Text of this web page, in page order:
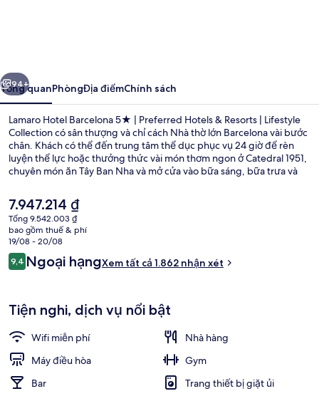
|
Preferred
Hotels
&
Resorts
Lifestyle
Collection
Tiếp
94+
Tổng quanPhòngĐịa điểmChính sách
Lamaro Hotel Barcelona 5★ | Preferred Hotels & Resorts | Lifestyle
Collection có sân thượng và chỉ cách Nhà thờ lớn Barcelona vài bước
chân. Khách có thể đến trung tâm thể dục phục vụ 24 giờ để rèn
luyện thể lực hoặc thưởng thức vài món thơm ngon ở Catedral 1951,
chuyên món ăn Tây Ban Nha và mở cửa vào bữa sáng, bữa trưa và
quán bar/khu lounge và tiệm/cửa hàng đồ ăn nhanh. Du khách đánh
giá cao giường thoải mái và nhân viên nhiệt tình. Nơi lưu trú nằm
cách dịch vụ giao thông công cộng một quãng đi bộ ngắn: cách Ga
Jaume I 4 phút và Ga Urquinaona 6 phút.
Giá
hiện
tại
là
7.947.214 ₫
7.947.214 ₫
Tổng 9.542.003 ₫
bao gồm thuế & phí
19/08 - 20/08
Nhận
xét
9,49,4 trên 10,
Ngoại hạngXem tất cả 1.862 nhận xét
Tiện nghi, dịch vụ nổi bật
Wifi miễn phí
Nhà hàng
Máy điều hòa
Gym
Bar
Trang thiết bị giặt ủi